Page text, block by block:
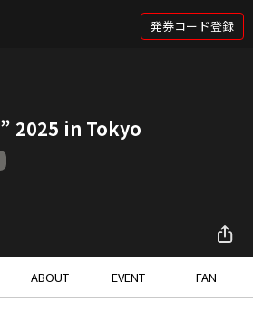
発券コード登録
2025 in Tokyo
ABOUT EVENT FAN